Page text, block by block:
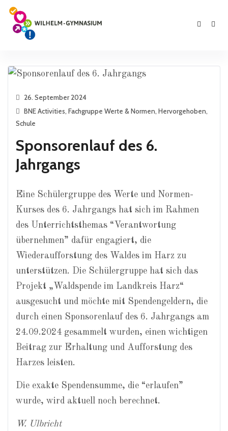
26. September 2024
BNE Activities, Fachgruppe Werte & Normen, Hervorgehoben,
Schule
Sponsorenlauf des 6.
Jahrgangs
Eine Schülergruppe des Werte und Normen-
Kurses des 6. Jahrgangs hat sich im Rahmen
des Unterrichtsthemas “Verantwortung
übernehmen” dafür engagiert, die
Wiederaufforstung des Waldes im Harz zu
unterstützen. Die Schülergruppe hat sich das
Projekt „Waldspende im Landkreis Harz“
ausgesucht und möchte mit Spendengeldern, die
durch einen Sponsorenlauf des 6. Jahrgangs am
24.09.2024 gesammelt wurden, einen wichtigen
Beitrag zur Erhaltung und Aufforstung des
Harzes leisten.
Die exakte Spendensumme, die “erlaufen”
wurde, wird aktuell noch berechnet.
W. Ulbricht